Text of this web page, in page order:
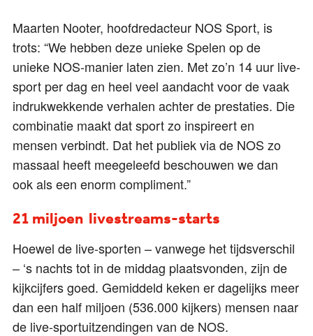
Maarten Nooter, hoofdredacteur NOS Sport, is
trots: “We hebben deze unieke Spelen op de
unieke NOS-manier laten zien. Met zo’n 14 uur live-
sport per dag en heel veel aandacht voor de vaak
indrukwekkende verhalen achter de prestaties. Die
combinatie maakt dat sport zo inspireert en
mensen verbindt. Dat het publiek via de NOS zo
massaal heeft meegeleefd beschouwen we dan
ook als een enorm compliment.”
21 miljoen livestreams-starts
Hoewel de live-sporten – vanwege het tijdsverschil
– ‘s nachts tot in de middag plaatsvonden, zijn de
kijkcijfers goed. Gemiddeld keken er dagelijks meer
dan een half miljoen (536.000 kijkers) mensen naar
de live-sportuitzendingen van de NOS.